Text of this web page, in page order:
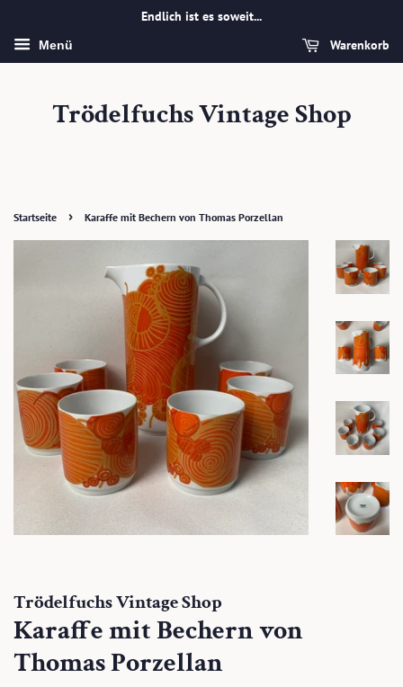
Endlich ist es soweit...
Menü Warenkorb
Trödelfuchs Vintage Shop
Startseite › Karaffe mit Bechern von Thomas Porzellan
Trödelfuchs Vintage Shop
Karaffe mit Bechern von
Thomas Porzellan